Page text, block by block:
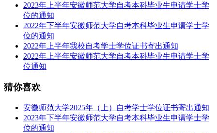
2023年上半年安徽师范大学自考本科毕业生申请学士学
位的通知
2022年下半年安徽师范大学自考本科毕业生申请学士学
位的通知
2022年上半年我校自考学士学位证书寄出通知
2022年上半年安徽师范大学自考本科毕业生申请学士学
位通知
猜你喜欢
安徽师范大学2025年（上）自考学士学位证书寄出通知
2023年下半年安徽师范大学自考本科毕业生申请学士学
位的通知